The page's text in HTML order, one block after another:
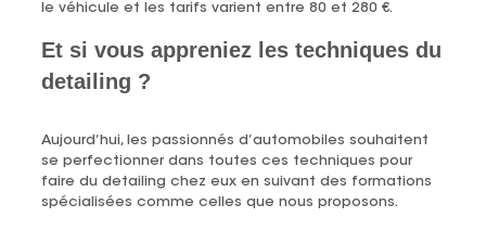
le véhicule et les tarifs varient entre 80 et 280 €.
Et si vous appreniez les techniques du
detailing ?
Aujourd’hui, les passionnés d’automobiles souhaitent
se perfectionner dans toutes ces techniques pour
faire du detailing chez eux en suivant des formations
spécialisées comme celles que nous proposons.